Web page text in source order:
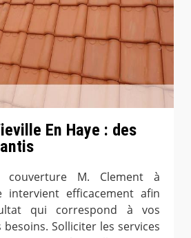
En Haye : des
couverture M. Clement à
intervient efficacement afin
qui correspond à vos
Solliciter les services